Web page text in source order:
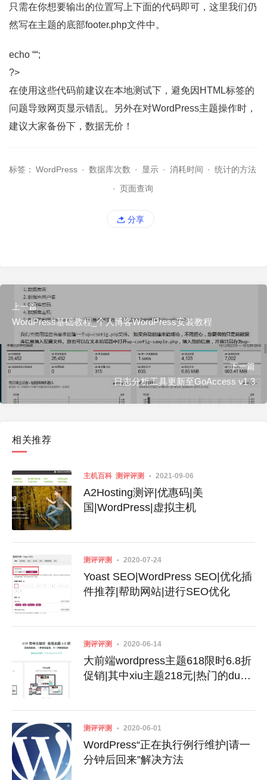
只需在你想要输出的位置写上下面的代码即可，这里我们仍
然写在主题的底部footer.php文件中。
echo ““;
?>
在使用这些代码前建议在本地测试下，避免因HTML标签的
问题导致网页显示错乱。另外在对WordPress主题操作时，
建议大家备份下，数据无价！
标签： WordPress · 数据库次数 · 显示 · 消耗时间 · 统计的方法
· 页面查询
分享
上一篇
WordPress基础教程_个人博客WordPress安装教程
下一篇
日志分析工具更新至GoAccess v1.3
相关推荐
主机百科 测评评测 2021-09-06
A2Hosting测评|优惠码|美
国|WordPress|虚拟主机
测评评测 2020-07-24
Yoast SEO|WordPress SEO|优化插
件推荐|帮助网站|进行SEO优化
测评评测 2020-06-14
大前端wordpress主题618限时6.8折
促销|其中xiu主题218元|热门的dux
测评评测 2020-06-01
WordPress“正在执行例行维护|请一
分钟后回来”解决方法